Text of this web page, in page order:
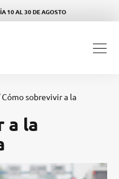
10 AL 30 DE AGOSTO
Cómo sobrevivir a la
a la